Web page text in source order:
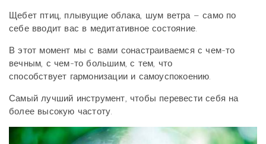
Щебет птиц, плывущие облака, шум ветра – само по
себе вводит вас в медитативное состояние.
В этот момент мы с вами сонастраиваемся с чем-то
вечным, с чем-то большим, с тем, что
способствует гармонизации и самоуспокоению.
Самый лучший инструмент, чтобы перевести себя на
более высокую частоту.